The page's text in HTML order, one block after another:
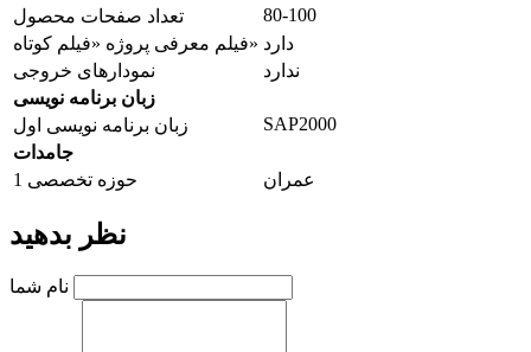
تعداد صفحات محصول
80-100
فیلم معرفی پروژه «فیلم کوتاه» دارد
نمودارهای خروجی
ندارد
زبان برنامه نویسی
زبان برنامه نویسی اول
SAP2000
جامدات
حوزه تخصصی 1
عمران
نظر بدهید
نام شما